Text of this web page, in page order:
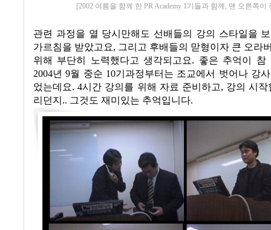
[2002 여름을 함께 한 PR Academy 1기들과 함께, 맨 오른쪽이
관련 과정을 열 당시만해도 선배들의 강의 스타일을
가르침을 받았고요, 그리고 후배들의 맏형이자 큰 오라
위해 부단히 노력했다고 생각되고요. 좋은 추억이 참
2004년 9월 중순 10기과정부터는 조교에서 벗어나 강
었는데요. 4시간 강의를 위해 자료 준비하고, 강의 시
리던지 .. 그것도 재미있는 추억입니다.